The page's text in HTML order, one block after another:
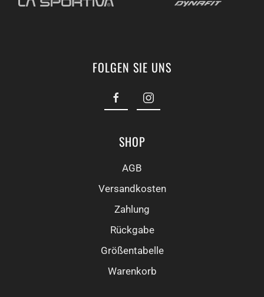
FOLGEN SIE UNS
SHOP
AGB
Versandkosten
Zahlung
Rückgabe
Größentabelle
Warenkorb